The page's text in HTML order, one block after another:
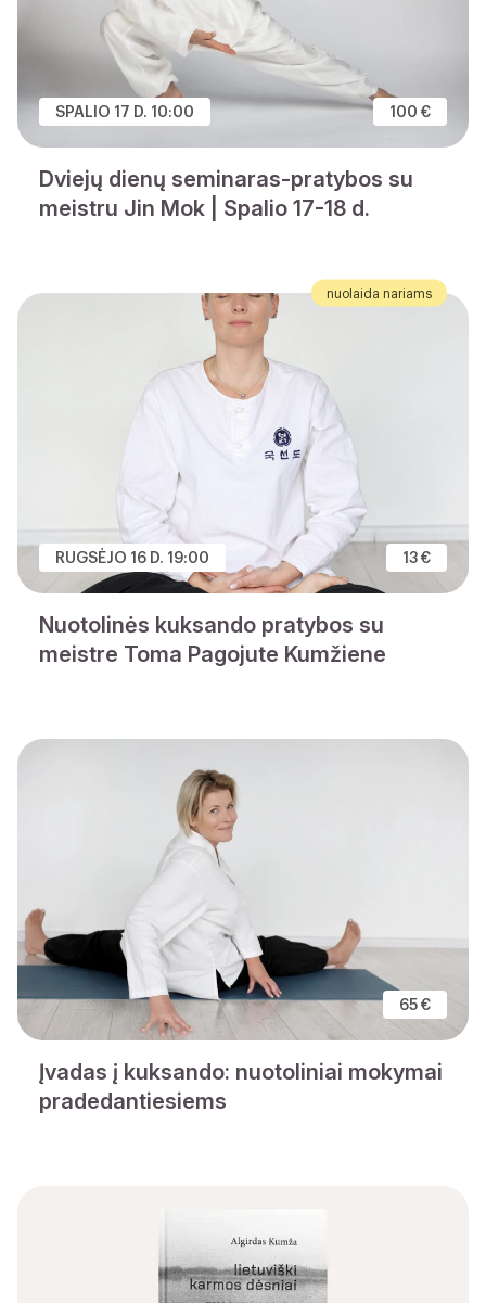
SPALIO 17 D. 10:00 100 €
Dviejų dienų seminaras-pratybos su
meistru Jin Mok | Spalio 17-18 d.
nuolaida nariams
RUGSĖJO 16 D. 19:00 13 €
Nuotolinės kuksando pratybos su
meistre Toma Pagojute Kumžiene
65 €
Įvadas į kuksando: nuotoliniai mokymai
pradedantiesiems